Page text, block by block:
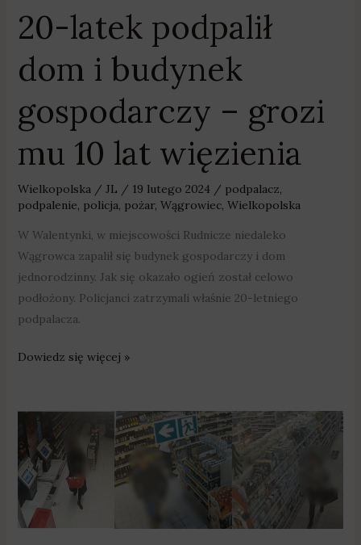
20-latek podpalił
dom i budynek
gospodarczy – grozi
mu 10 lat więzienia
Wielkopolska/ JL / 19 lutego 2024 / podpalacz,
podpalenie, policja, pożar, Wągrowiec, Wielkopolska
W Walentynki, w miejscowości Rudnicze niedaleko
Wągrowca zapalił się budynek gospodarczy i dom
jednorodzinny. Jak się okazało ogień został celowo
podłożony. Policjanci zatrzymali właśnie 20-letniego
podpalacza.
Dowiedz się więcej »
okradało
sklepy
od
jesieni